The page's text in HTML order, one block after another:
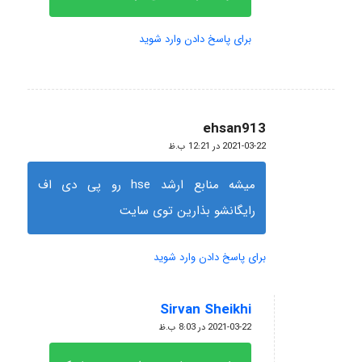
برای پاسخ دادن وارد شوید
ehsan913
گفته:
2021-03-22 در 12:21 ب.ظ
میشه منابع ارشد hse رو پی دی اف
رایگانشو بذارین توی سایت
برای پاسخ دادن وارد شوید
Sirvan Sheikhi
گفته:
2021-03-22 در 8:03 ب.ظ